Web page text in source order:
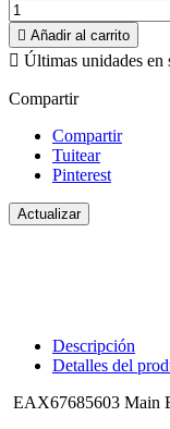
 Añadir al carrito
 Últimas unidades en
Compartir
Compartir
Tuitear
Pinterest
Descripción
Detalles del
EAX67685603 Main